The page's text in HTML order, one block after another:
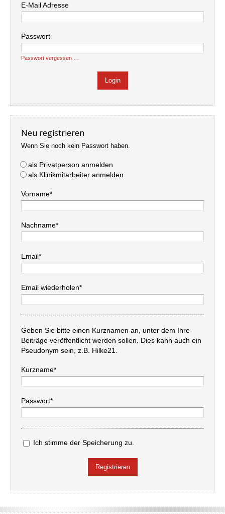
E-Mail Adresse
Passwort
Passwort vergessen …
Neu registrieren
Wenn Sie noch kein Passwort haben.
als Privatperson anmelden
als Klinikmitarbeiter anmelden
Vorname*
Nachname*
Email*
Email wiederholen*
Geben Sie bitte einen Kurznamen an, unter dem Ihre
Beiträge veröffentlicht werden sollen. Dies kann auch ein
Pseudonym sein, z.B. Hilke21.
Kurzname*
Passwort*
Ich stimme der Speicherung zu.